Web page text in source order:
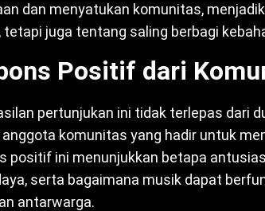
dan menyatukan komunitas,
tetapi juga tentang saling berbagi
Positif dari
pertunjukan ini tidak terlepas dari
komunitas yang hadir untuk
positif ini menunjukkan betapa
serta bagaimana musik dapat
antarwarga.